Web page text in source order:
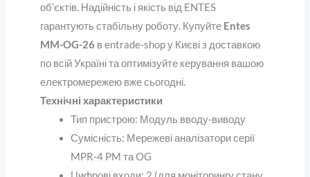
об’єктів. Надійність і якість від ENTES
гарантують стабільну роботу. Купуйте Entes
MM-OG-26в entrade-shop у Києві з доставкою
по всій Україніта оптимізуйте керування вашою
електромережею вже сьогодні.
Технічні характеристики
Тип пристрою: Модуль вводу-виводу
Сумісність: Мережеві аналізатори серії
MPR-4 PM та OG